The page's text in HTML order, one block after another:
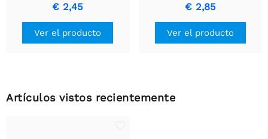
- Resistor de precisión
duradero
€ 2,45
Ver el producto
carcasa de cerámica.
€ 2,85
Ver el producto
Artículos vistos recientemente